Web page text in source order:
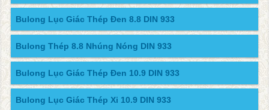
Bulong Lục Giác Thép Đen 8.8 DIN 933
Bulong Thép 8.8 Nhúng Nóng DIN 933
Bulong Lục Giác Thép Đen 10.9 DIN 933
Bulong Lục Giác Thép Xi 10.9 DIN 933